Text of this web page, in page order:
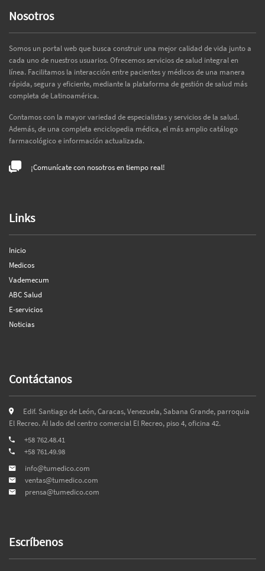
Nosotros
Somos un portal web que busca construir una mejor calidad de vida junto a
cada uno de nuestros usuarios. Ofrecemos servicios de salud integral en
línea. Facilitamos la interacción entre pacientes y médicos de una manera
rápida, segura y eficiente, mediante la plataforma de gestión de salud más
completa de Latinoamérica.
Contamos con la mayor variedad de especialistas y servicios de la salud.
Además, de una completa enciclopedia médica, el más amplio catálogo
farmacológico e información actualizada.
¡Comunícate con nosotros en tiempo real!
Links
Inicio
Medicos
Vademecum
ABC Salud
E-servicios
Noticias
Contáctanos
Edif. Santiago de León, Caracas, Venezuela, Sabana Grande, parroquia
El Recreo. Al lado del centro comercial El Recreo, piso 4, oficina 42.
+58 762.48.41
+58 761.49.98
info@tumedico.com
ventas@tumedico.com
prensa@tumedico.com
Escríbenos